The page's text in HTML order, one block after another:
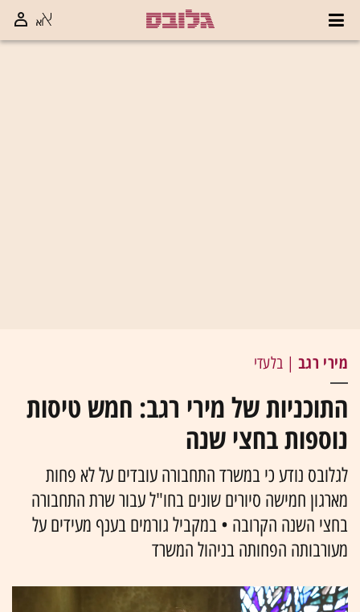
מירי רגב | בלעדי
התוכניות של מירי רגב: חמש טיסות
נוספות בחצי שנה
לגלובס נודע כי במשרד התחבורה עובדים על לא פחות
מארגון חמישה סיורים שונים בחו"ל עבור שרת התחבורה
בחצי השנה הקרובה • במקביל גורמים בענף מעידים על
מעורבותה הפחותה בניהול המשרד